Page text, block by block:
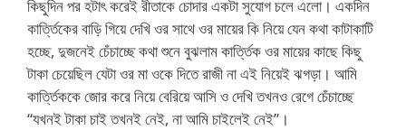
কিছুদিন পর হটাৎ করেই রীতাকে চোদার একটা সুযোগ চলে এলো। একদিন
কার্ত্তিকের বাড়ি গিয়ে দেখি ওর সাথে ওর মায়ের কি নিয়ে যেন কথা কাটাকাটি
হচ্ছে, দুজনেই চেঁচাচ্ছে কথা শুনে বুঝলাম কার্ত্তিক ওর মায়ের কাছে কিছু
টাকা চেয়েছিল যেটা ওর মা ওকে দিতে রাজী না এই নিয়েই ঝগড়া। আমি
কার্ত্তিককে জোর করে নিয়ে বেরিয়ে আসি ও দেখি তখনও রেগে চেঁচাচ্ছে
“যখনই টাকা চাই তখনই নেই, না আমি চাইলেই নেই”।